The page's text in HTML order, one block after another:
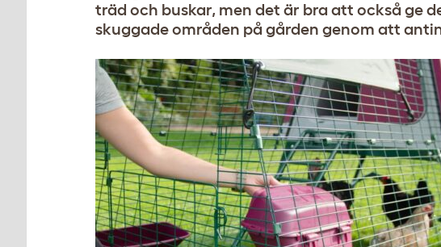
träd och buskar, men det är bra att också ge
skuggade områden på gården genom att